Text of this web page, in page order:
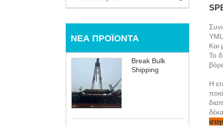
ΝΈΑ ΠΡΟΪΌΝΤΑ
Break Bulk
Shipping
Και
Το
Η